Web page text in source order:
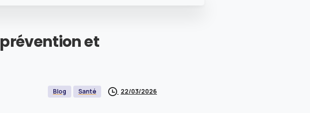
préventionet
Blog Santé 22/03/2026